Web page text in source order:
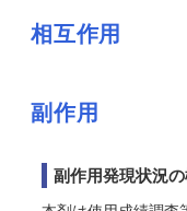
相互作用
副作用
副作用発現状況